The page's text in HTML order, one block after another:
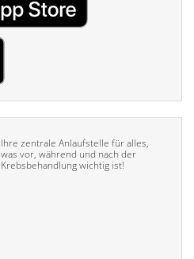
Ihre zentrale Anlaufstelle für alles,
was vor, während und nach der
Krebsbehandlung wichtig ist!